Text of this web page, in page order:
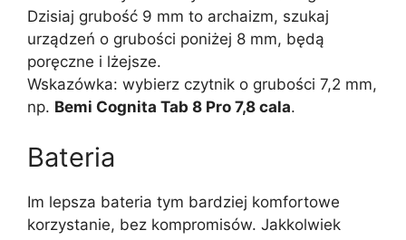
Dzisiaj grubość 9 mm to archaizm, szukaj
urządzeń o grubości poniżej 8 mm, będą
poręczne i lżejsze.
Wskazówka: wybierz czytnik o grubości 7,2 mm,
np. Bemi Cognita Tab 8 Pro 7,8 cala.
Bateria
Im lepsza bateria tym bardziej komfortowe
korzystanie, bez kompromisów. Jakkolwiek